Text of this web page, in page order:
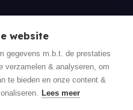
website
gegevens m.b.t. de prestaties
verzamelen & analyseren, om
te bieden en onze content &
Lees meer